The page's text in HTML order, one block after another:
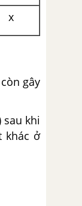
x
gây
khi
khác ở